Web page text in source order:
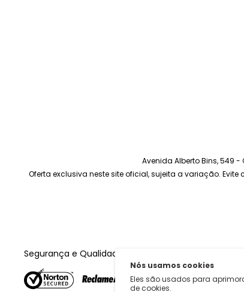
Avenida Alberto Bins, 549 -
Oferta exclusiva neste site oficial, sujeita a variação.
Segurança e Qualidade
Nós usamos cookies
Eles são usados para
de cookies.